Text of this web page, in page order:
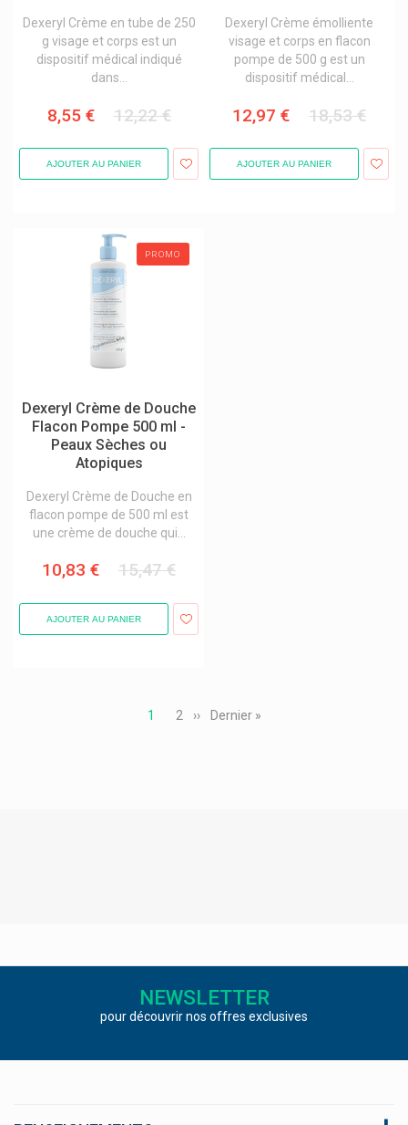
Sejoy
Semed
Sensodyne Dentifrices Sensibilité Dentaire
Siemens Healthcare
Silac Lunettes De Lecture
Sinupret Bionorica
Sisters Republic Lingerie Menstruelle
Skabio Kuraci Pharma
Smb
Smith & Nephew
Snoreeze Doucenuit Anti-Ronflement
Soehngen
Solidea Collants Et Bas
Sterimar
Stilaxx Contre La Toux
Stylepharma
Supair
Dexeryl Crème en tube de 250
g visage et corps est un
dispositif médical indiqué
dans...
8,55 € 12,22 €
AJOUTER AU PANIER
Dexeryl Crème émolliente
visage et corps en flacon
pompe de 500 g est un
dispositif médical...
12,97 € 18,53 €
AJOUTER AU PANIER
PROMO
Dexeryl Crème de Douche
Flacon Pompe 500 ml -
Peaux Sèches ou
Atopiques
Dexeryl Crème de Douche en
flacon pompe de 500 ml est
une crème de douche qui...
10,83 € 15,47 €
AJOUTER AU PANIER
Page
1 Page
2
Page
››
Dernière
Dernier »
NEWSLETTER
pour découvrir nos offres exclusives